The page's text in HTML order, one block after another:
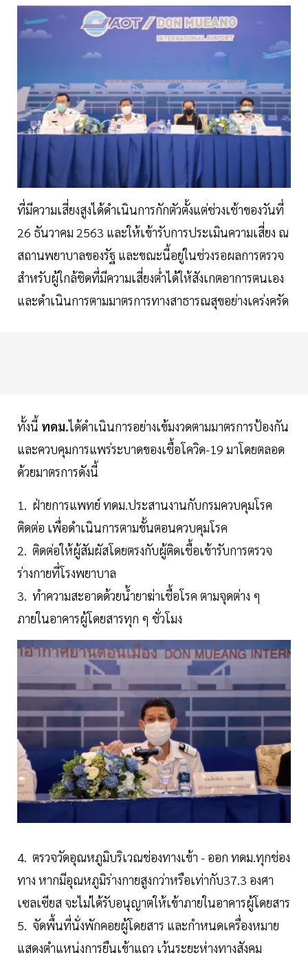
ที่มีความเสี่ยงสูงได้ดำเนินการกักตัวตั้งแต่ช่วงเช้าของวันที่
26 ธันวาคม 2563 และให้เข้ารับการประเมินความเสี่ยง ณ
สถานพยาบาลของรัฐ และขณะนี้อยู่ในช่วงรอผลการตรวจ
สำหรับผู้ใกล้ชิดที่มีความเสี่ยงต่ำได้ให้สังเกตอาการตนเอง
และดำเนินการตามมาตรการทางสาธารณสุขอย่างเคร่งครัด
ทั้งนี้ ทดม.ได้ดำเนินการอย่างเข้มงวดตามมาตรการป้องกัน
และควบคุมการแพร่ระบาดของเชื้อโควิด-19 มาโดยตลอด
ด้วยมาตรการดังนี้
1. ฝ่ายการแพทย์ ทดม.ประสานงานกับกรมควบคุมโรค
ติดต่อ เพื่อดำเนินการตามขั้นตอนควบคุมโรค
2. ติดต่อให้ผู้สัมผัสโดยตรงกับผู้ติดเชื้อเข้ารับการตรวจ
ร่างกายที่โรงพยาบาล
3. ทำความสะอาดด้วยน้ำยาฆ่าเชื้อโรค ตามจุดต่าง ๆ
ภายในอาคารผู้โดยสารทุก ๆ ชั่วโมง
4. ตรวจวัดอุณหภูมิบริเวณช่องทางเข้า - ออก ทดม.ทุกช่อง
ทาง หากมีอุณหภูมิร่างกายสูงกว่าหรือเท่ากับ37.3 องศา
เซลเซียส จะไม่ได้รับอนุญาตให้เข้าภายในอาคารผู้โดยสาร
5. จัดพื้นที่นั่งพักคอยผู้โดยสาร และกำหนดเครื่องหมาย
แสดงตำแหน่งการยืนเข้าแถว เว้นระยะห่างทางสังคม